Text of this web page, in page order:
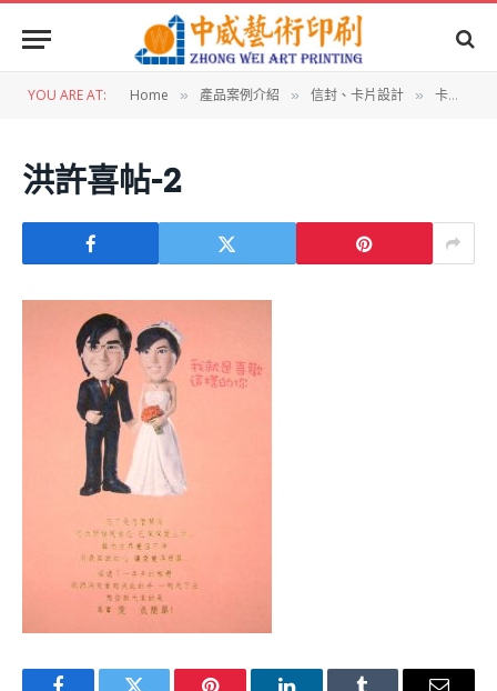
YOU ARE AT: Home » 產品案例介紹 » 信封、卡片設計 » 卡片設計：洪許囍帖
洪許喜帖-2